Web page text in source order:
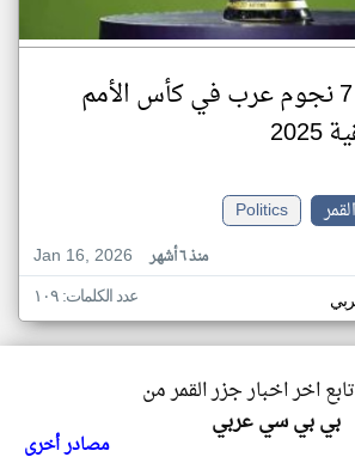
أفضل 7 نجوم عرب في كأس الأمم
Politics
Jan 16, 2026
منذ ٦ أشهر
عدد الكلمات: ١٠٩
تابع اخر اخبار جزر القمر من
بي بي سي عربي
مصادر أخرى